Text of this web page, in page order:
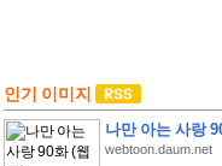
인기 이미지
나만 아는 사랑
webtoon.daum.net